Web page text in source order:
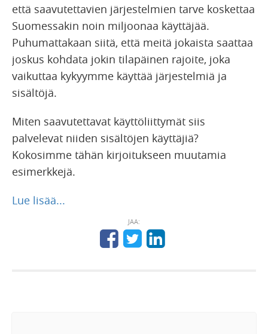
että saavutettavien järjestelmien tarve koskettaa
Suomessakin noin miljoonaa käyttäjää.
Puhumattakaan siitä, että meitä jokaista saattaa
joskus kohdata jokin tilapäinen rajoite, joka
vaikuttaa kykyymme käyttää järjestelmiä ja
sisältöjä.
Miten saavutettavat käyttöliittymät siis
palvelevat niiden sisältöjen käyttäjiä?
Kokosimme tähän kirjoitukseen muutamia
esimerkkejä.
Lue lisää...
JAA: